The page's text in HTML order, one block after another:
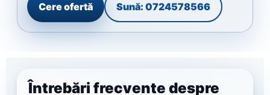
Cere ofertă
Sună: 0724578566
Întrebări frecvente despre